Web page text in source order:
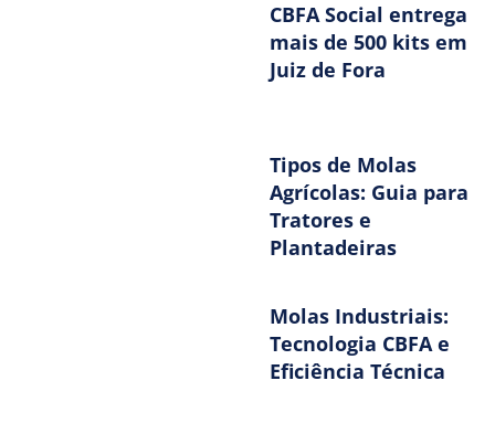
CBFA Social entrega
mais de 500 kits em
Juiz de Fora
Tipos de Molas
Agrícolas: Guia para
Tratores e
Plantadeiras
Molas Industriais:
Tecnologia CBFA e
Eficiência Técnica